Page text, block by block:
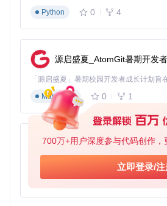
700万+用户深度参与代码创作，
立即登录/注
Python
0 4
源启盛夏_AtomGit暑期开发
Markdown
0 1
py-xiaozhi
Python
0 1